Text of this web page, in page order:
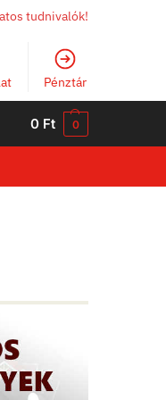
tudnivalók!
Pénztár
0 Ft 0